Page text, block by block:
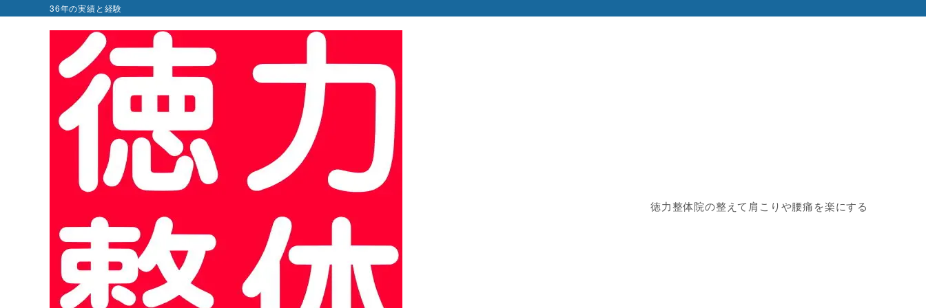
36年の実績と経験
徳力整体院の整えて肩こりや腰痛を楽にする